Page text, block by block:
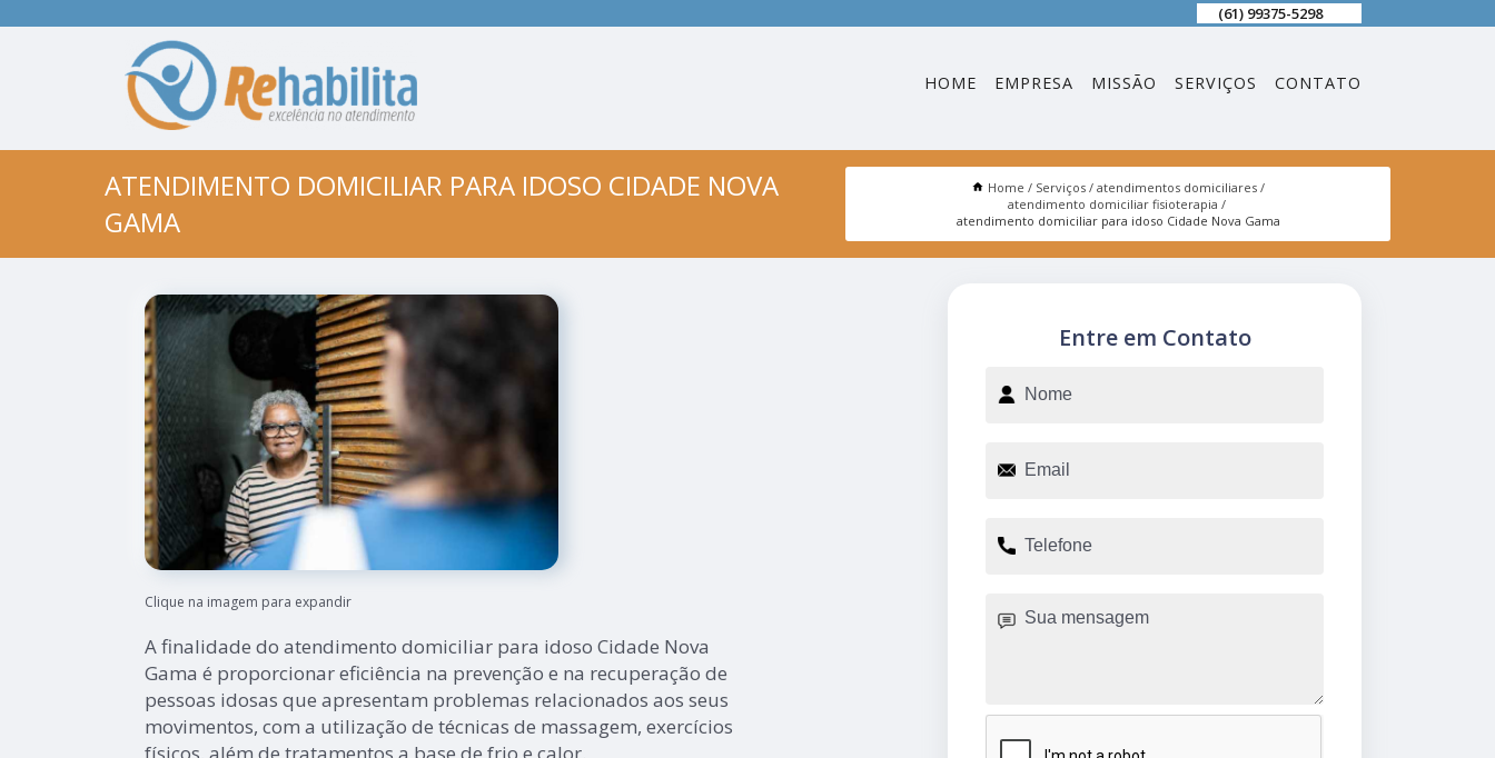
(61) 99375-5298
HOME EMPRESA MISSÃO SERVIÇOS CONTATO
ATENDIMENTO DOMICILIAR PARA IDOSO CIDADE NOVA
GAMA
Home Serviços
atendimentos domiciliares
atendimento domiciliar fisioterapia
atendimento domiciliar para idoso Cidade Nova Gama
Clique na imagem para expandir
A finalidade do atendimento domiciliar para idoso Cidade Nova
Gama é proporcionar eficiência na prevenção e na recuperação de
pessoas idosas que apresentam problemas relacionados aos seus
movimentos, com a utilização de técnicas de massagem, exercícios
Entre em Contato